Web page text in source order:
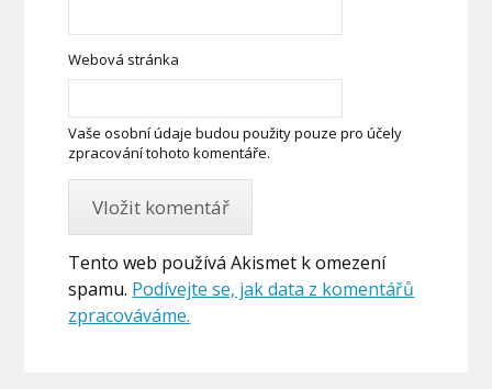
Webová stránka
Vaše osobní údaje budou použity pouze pro účely
zpracování tohoto komentáře.
Tento web používá Akismet k omezení
spamu. Podívejte se, jak data z komentářů
zpracováváme.